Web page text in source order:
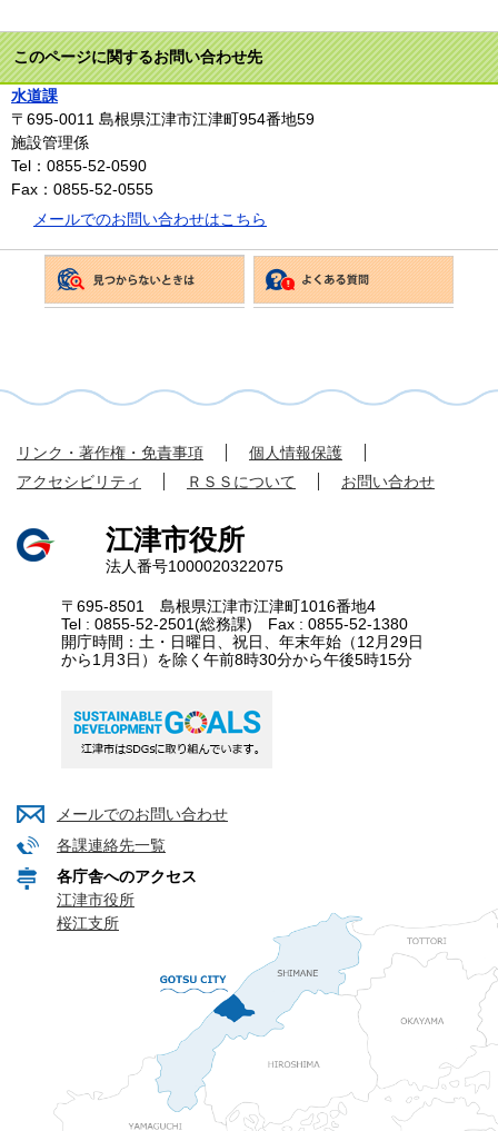
このページに関するお問い合わせ先
水道課
〒695-0011 島根県江津市江津町954番地59
施設管理係
Tel：0855-52-0590
Fax：0855-52-0555
メールでのお問い合わせはこちら
リンク・著作権・免責事項
個人情報保護
アクセシビリティ
ＲＳＳについて お問い合わせ
江津市役所
法人番号1000020322075
〒695-8501 島根県江津市江津町1016番地4
Tel : 0855-52-2501(総務課) Fax : 0855-52-1380
開庁時間：土・日曜日、祝日、年末年始（12月29日
から1月3日）を除く午前8時30分から午後5時15分
メールでのお問い合わせ
各課連絡先一覧
各庁舎へのアクセス
江津市役所
桜江支所